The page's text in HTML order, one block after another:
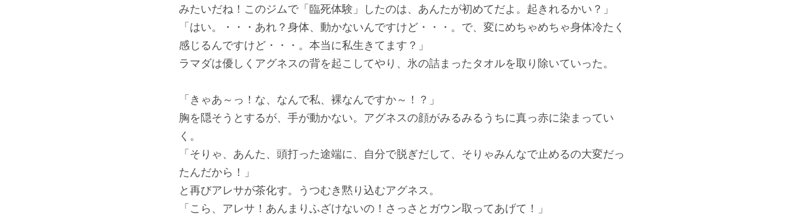
みたいだね！このジムで「臨死体験」したのは、あんたが初めてだよ。起きれるかい？」
「はい。・・・あれ？身体、動かないんですけど・・・。で、変にめちゃめちゃ身体冷たく
感じるんですけど・・・。本当に私生きてます？」
ラマダは優しくアグネスの背を起こしてやり、氷の詰まったタオルを取り除いていった。
「きゃあ～っ！な、なんで私、裸なんですか～！？」
胸を隠そうとするが、手が動かない。アグネスの顔がみるみるうちに真っ赤に染まってい
く。
「そりゃ、あんた、頭打った途端に、自分で脱ぎだして、そりゃみんなで止めるの大変だっ
たんだから！」
と再びアレサが茶化す。うつむき黙り込むアグネス。
「こら、アレサ！あんまりふざけないの！さっさとガウン取ってあげて！」